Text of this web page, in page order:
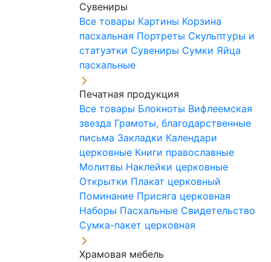
Сувениры
Все товары Картины Корзина
пасхальная Портреты Скульптуры и
статуэтки Сувениры Сумки Яйца
пасхальные
Печатная продукция
Все товары Блокноты Вифлеемская
звезда Грамоты, благодарственные
письма Закладки Календари
церковные Книги православные
Молитвы Наклейки церковные
Открытки Плакат церковный
Поминание Присяга церковная
Наборы Пасхальные Свидетельство
Сумка-пакет церковная
Храмовая мебель